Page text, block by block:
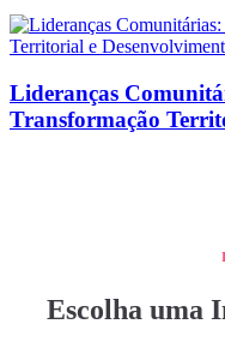
Lideranças
Transformação
Escolha uma